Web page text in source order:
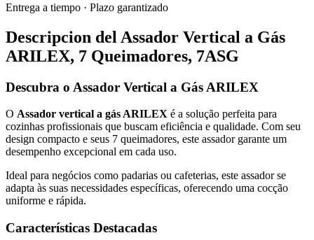
Entrega a tiempo · Plazo garantizado
Descripcion del Assador Vertical a Gás
ARILEX, 7 Queimadores, 7ASG
Descubra o Assador Vertical a Gás ARILEX
O Assador vertical a gás ARILEX é a solução perfeita para
cozinhas profissionais que buscam eficiência e qualidade. Com seu
design compacto e seus 7 queimadores, este assador garante um
desempenho excepcional em cada uso.
Ideal para negócios como padarias ou cafeterias, este assador se
adapta às suas necessidades específicas, oferecendo uma cocção
uniforme e rápida.
Características Destacadas